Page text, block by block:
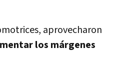
aprovecharon
los márgenes